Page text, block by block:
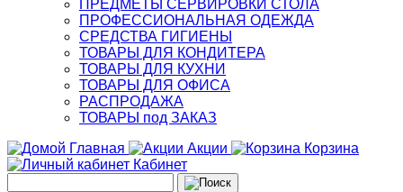
ПРЕДМЕТЫ СЕРВИРОВКИ СТОЛА
ПРОФЕССИОНАЛЬНАЯ ОДЕЖДА
СРЕДСТВА ГИГИЕНЫ
ТОВАРЫ ДЛЯ КОНДИТЕРА
ТОВАРЫ ДЛЯ КУХНИ
ТОВАРЫ ДЛЯ ОФИСА
РАСПРОДАЖА
ТОВАРЫ под ЗАКАЗ
Главная
Акции
Корзина
Кабинет